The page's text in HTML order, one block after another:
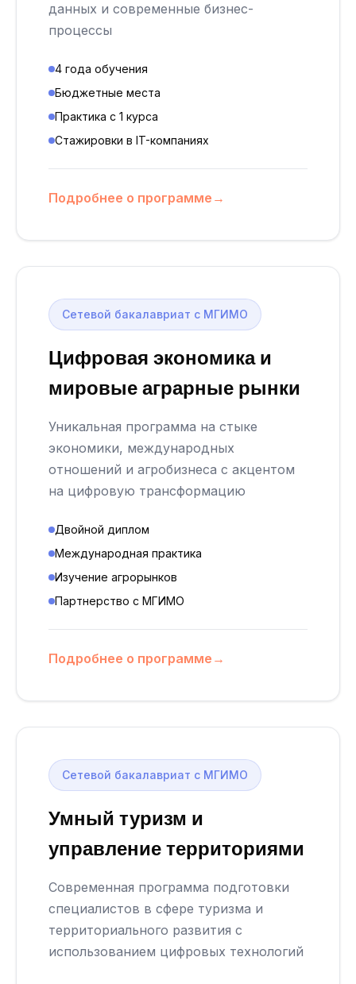
данных и современные бизнес-
процессы
4 года обучения
Бюджетные места
Практика с 1 курса
Стажировки в IT-компаниях
Подробнее о программе →
Сетевой бакалавриат с МГИМО
Цифровая экономика и
мировые аграрные рынки
Уникальная программа на стыке
экономики, международных
отношений и агробизнеса с акцентом
на цифровую трансформацию
Двойной диплом
Международная практика
Изучение агрорынков
Партнерство с МГИМО
Подробнее о программе →
Сетевой бакалавриат с МГИМО
Умный туризм и
управление территориями
Современная программа подготовки
специалистов в сфере туризма и
территориального развития с
использованием цифровых технологий